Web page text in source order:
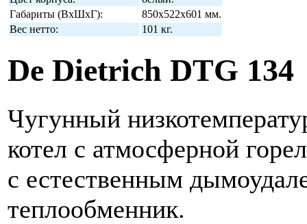
Габариты (ВхШхГ):
850х522х601 мм.
Вес нетто:
101 кг.
De Dietrich DTG 134
Чугунный
котел с атмосферной
с естественным
теплообменник.